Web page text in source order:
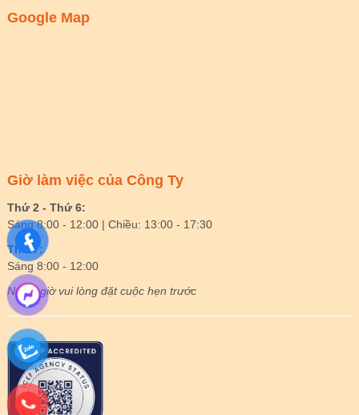
Google Map
Giờ làm việc của Công Ty
Thứ 2 - Thứ 6:
Sáng 8:00 - 12:00 | Chiều: 13:00 - 17:30
Thứ 7:
Sáng 8:00 - 12:00
Ngoài giờ vui lòng đặt cuộc hẹn trước